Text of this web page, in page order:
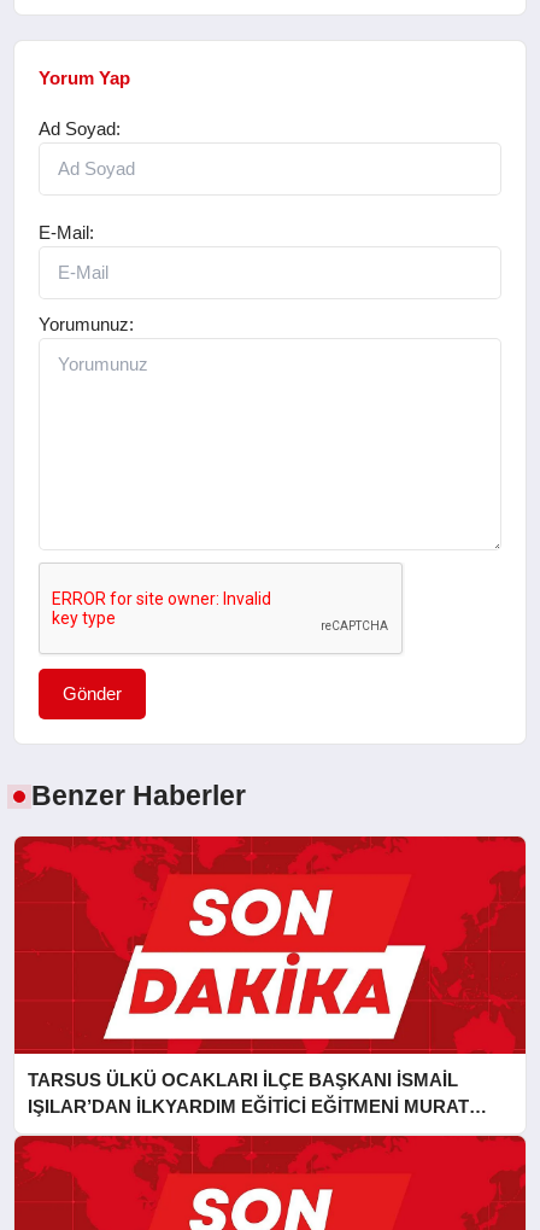
Yorum Yap
Ad Soyad:
E-Mail:
Yorumunuz:
Gönder
Benzer Haberler
TARSUS ÜLKÜ OCAKLARI İLÇE BAŞKANI İSMAİL
IŞILAR’DAN İLKYARDIM EĞİTİCİ EĞİTMENİ MURAT
CAN FİDAN’A ZİYARET